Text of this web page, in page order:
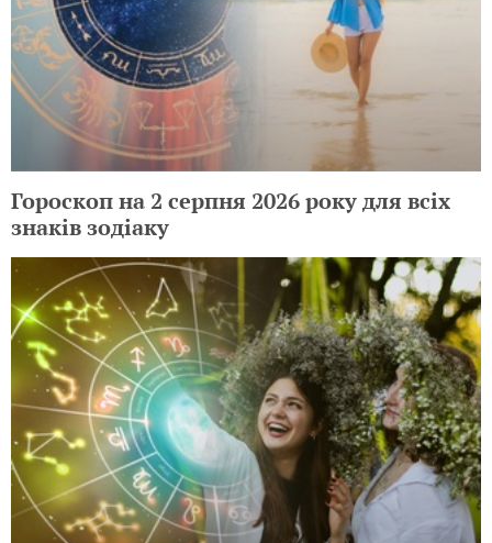
Гороскоп на 2 серпня 2026 року для всіх
знаків зодіаку